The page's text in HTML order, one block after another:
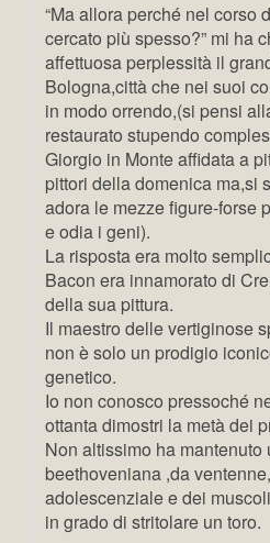
“Ma allora perché nel corso
cercato più spesso?” mi ha
affettuosa perplessità il
Bologna,città che nei suoi
in modo orrendo,(si pensi
restaurato stupendo
Giorgio in Monte affidata a
pittori della domenica ma,si
adora le mezze figure-forse
e odia i geni).
La risposta era molto
Bacon era innamorato di
della sua pittura.
Il maestro delle vertiginose
non è solo un prodigio
genetico.
Io non conosco pressoché
ottanta dimostri la metà dei
Non altissimo ha mantenuto
beethoveniana ,da
adolescenziale e dei
in grado di stritolare un toro.